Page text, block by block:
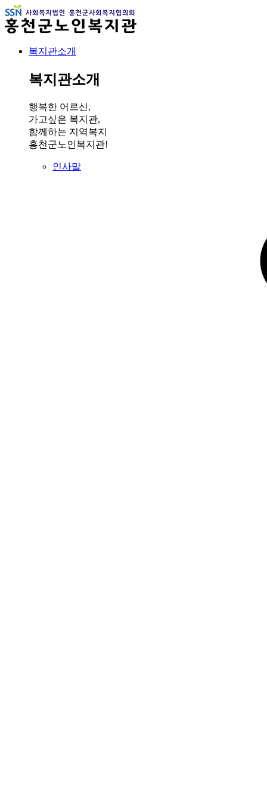
복지관소개
복지관소개
행복한 어르신,
가고싶은 복지관,
함께하는 지역복지
홍천군노인복지관!
인사말